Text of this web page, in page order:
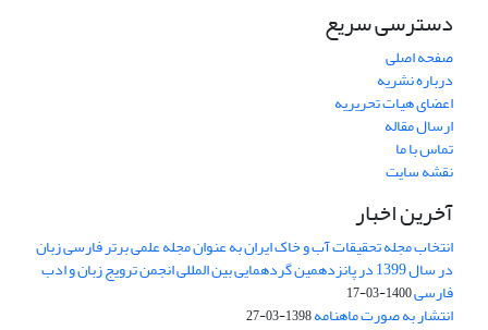
دسترسی سریع
صفحه اصلی
درباره نشریه
اعضای هیات تحریریه
ارسال مقاله
تماس با ما
نقشه سایت
آخرین اخبار
انتخاب مجله تحقیقات آب و خاک ایران به عنوان مجله علمی برتر فارسی زبان
در سال 1399 در پانزدهمین گردهمایی بین المللی انجمن ترویج زبان و ادب
فارسی1400-03-17
انتشار به صورت ماهنامه1398-03-27